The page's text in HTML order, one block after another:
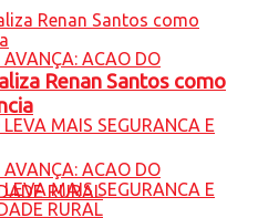
Renan Santos como